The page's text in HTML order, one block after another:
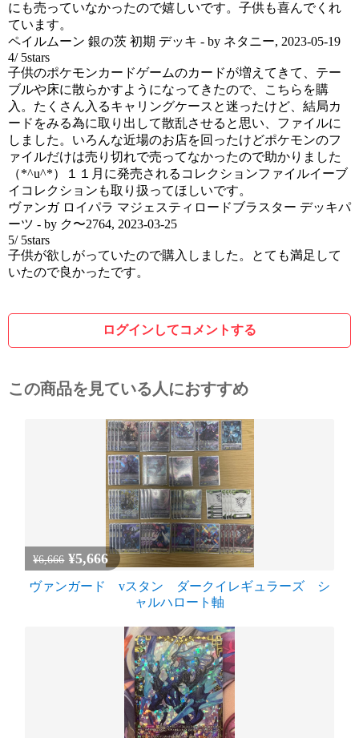
にも売っていなかったので嬉しいです。子供も喜んでくれ
ています。
ペイルムーン 銀の茨 初期 デッキ - by ネタニー, 2023-05-19
4/ 5stars
子供のポケモンカードゲームのカードが増えてきて、テー
ブルや床に散らかすようになってきたので、こちらを購
入。たくさん入るキャリングケースと迷ったけど、結局カ
ードをみる為に取り出して散乱させると思い、ファイルに
しました。いろんな近場のお店を回ったけどポケモンのフ
ァイルだけは売り切れで売ってなかったので助かりました
（*^u^*）１１月に発売されるコレクションファイルイーブ
イコレクションも取り扱ってほしいです。
ヴァンガ ロイパラ マジェスティロードブラスター デッキパ
ーツ - by ク〜2764, 2023-03-25
5/ 5stars
子供が欲しがっていたので購入しました。とても満足して
いたので良かったです。
ログインしてコメントする
この商品を見ている人におすすめ
¥6,666 ¥5,666
ヴァンガード vスタン ダークイレギュラーズ シ
ャルハロート軸